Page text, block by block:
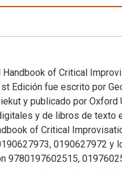
Handbook of Critical
Edición fue escrito por
y publicado por Oxford
y de libros de texto
of Critical
0190627972 y
9780197602515,